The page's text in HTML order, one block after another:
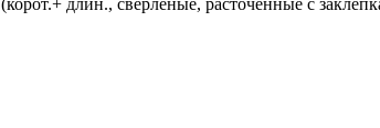
длин., сверленые, расточенные с